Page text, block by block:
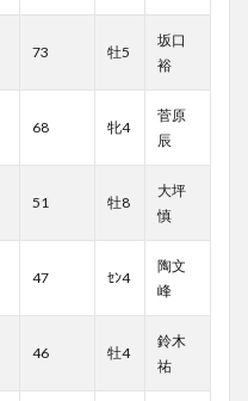
73 牡5
坂口
裕
68 牝4
菅原
辰
51 牡8
大坪
慎
47 ｾﾝ4
陶文
峰
46 牡4
鈴木
祐